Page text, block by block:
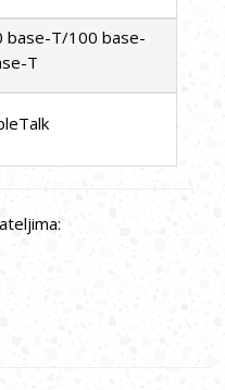
base-T/100 base-
T